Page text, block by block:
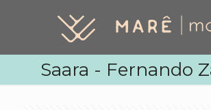
Saara - Fernando